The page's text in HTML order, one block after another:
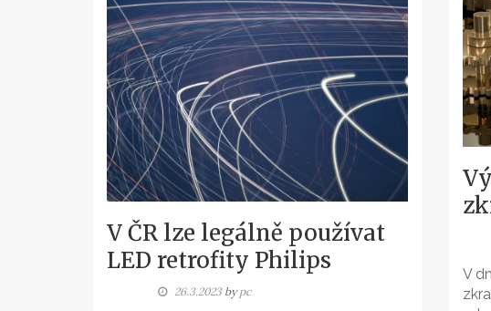
V
V ČR lze legálně používat
LED retrofity Philips
26.3.2023bypc